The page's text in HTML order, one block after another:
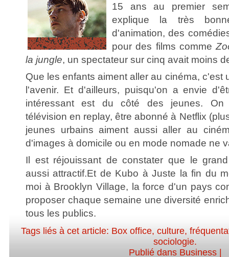
15 ans au premier
explique la très
d'animation, des
pour des films comme
la jungle, un spectateur sur cinq avait moins
Que les enfants aiment aller au cinéma, c'est
l'avenir. Et d'ailleurs, puisqu'on a envie
intéressant est du côté des jeunes. On
télévision en replay, être abonné à Netflix
jeunes urbains aiment aussi aller au
d'images à domicile ou en mode nomade ne
Il est réjouissant de constater que le
aussi attractif.Et de Kubo à Juste la fin du
moi à Brooklyn Village, la force d'un pays
proposer chaque semaine une diversité
tous les publics.
Tags liés à cet article: Box office, culture,
sociologie.
Publié dans Business